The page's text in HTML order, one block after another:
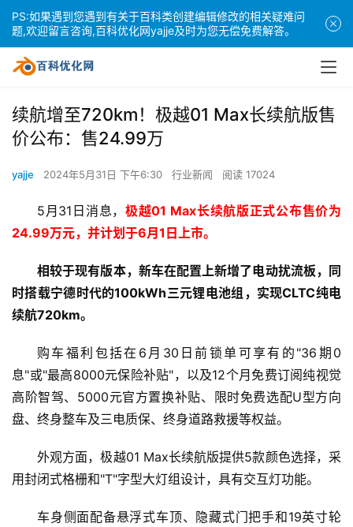
续航增至720km！极越01 Max长续航版售
价公布：售24.99万
yajje 2024年5月31日 下午6:30 行业新闻 阅读 17024
5月31日消息， 极越01 Max长续航版正式公布售价为
24.99万元，并计划于6月1日上市。
相较于现有版本，新车在配置上新增了电动扰流板，同
时搭载宁德时代的100kWh三元锂电池组，实现CLTC纯电
续航720km。
购车福利包括在6月30日前锁单可享有的"36期0
息"或"最高8000元保险补贴"，以及12个月免费订阅纯视觉
高阶智驾、5000元官方置换补贴、限时免费选配U型方向
盘、终身整车及三电质保、终身道路救援等权益。
外观方面，极越01 Max长续航版提供5款颜色选择，采
用封闭式格栅和"T"字型大灯组设计，具有交互灯功能。
车身侧面配备悬浮式车顶、隐藏式门把手和19英寸轮
PS:如果遇到您遇到有关于百科类创建编辑修改的相关疑难问
题,欢迎留言咨询,百科优化网yajje及时为您无偿免费解答。